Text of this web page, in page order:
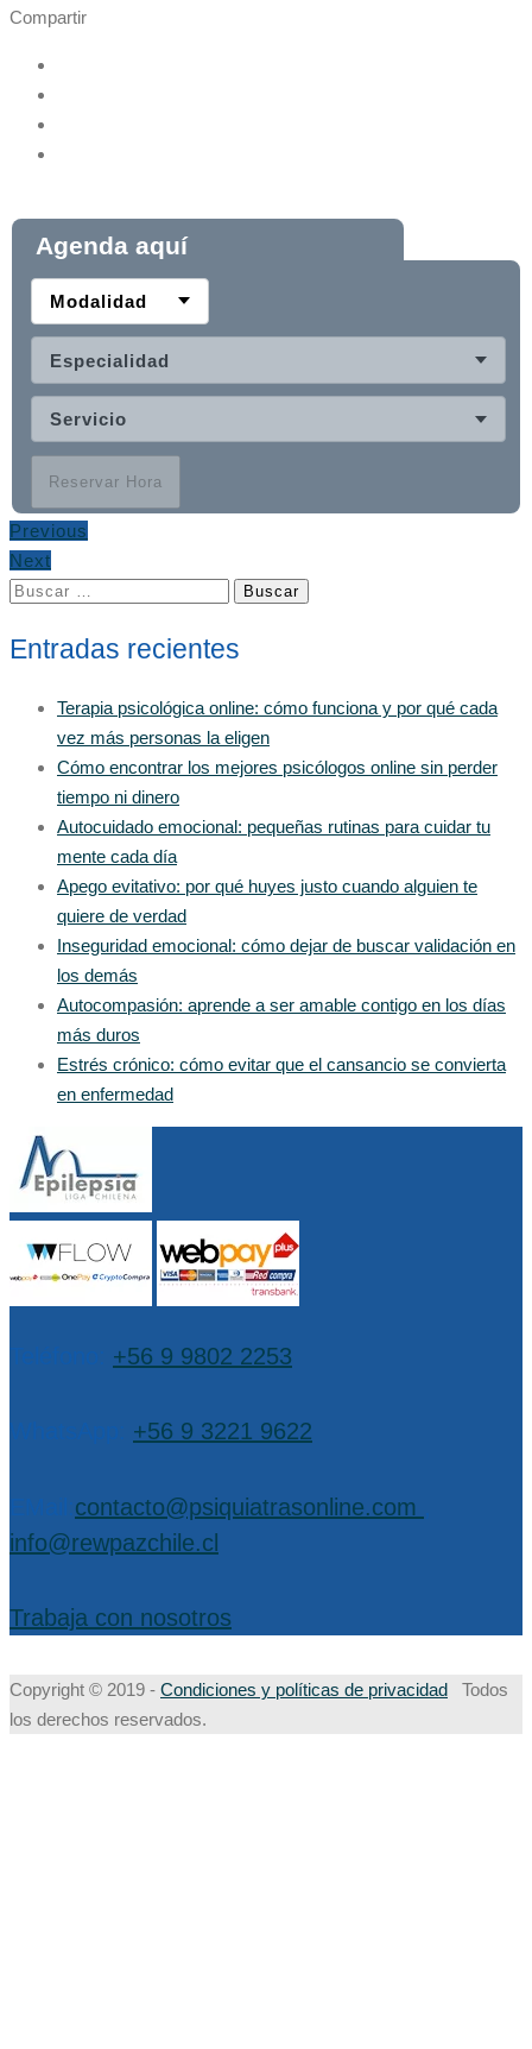
Compartir
Agenda aquí
Modalidad
Especialidad
Servicio
Reservar Hora
Previous
Next
Buscar:
Entradas recientes
Terapia psicológica online: cómo funciona y por qué cada
vez más personas la eligen
Cómo encontrar los mejores psicólogos online sin perder
tiempo ni dinero
Autocuidado emocional: pequeñas rutinas para cuidar tu
mente cada día
Apego evitativo: por qué huyes justo cuando alguien te
quiere de verdad
Inseguridad emocional: cómo dejar de buscar validación en
los demás
Autocompasión: aprende a ser amable contigo en los días
más duros
Estrés crónico: cómo evitar que el cansancio se convierta
en enfermedad
+56 9 9802 2253
+56 9 3221 9622
contacto@psiquiatrasonline.com
info@rewpazchile.cl
Trabaja con nosotros
Copyright © 2019 - Condiciones y políticas de privacidad
Todos
los derechos reservados.